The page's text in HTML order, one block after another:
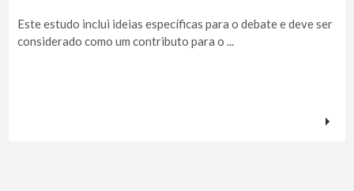
Este estudo inclui ideias específicas para o debate e deve ser
considerado como um contributo para o ...